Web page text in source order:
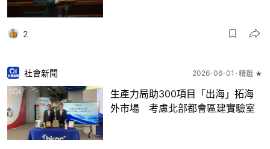
2
社會新聞 2026-06-01 精選 ★
生產力局助300項目「出海」拓海
外市場 考慮北部都會區建實驗室